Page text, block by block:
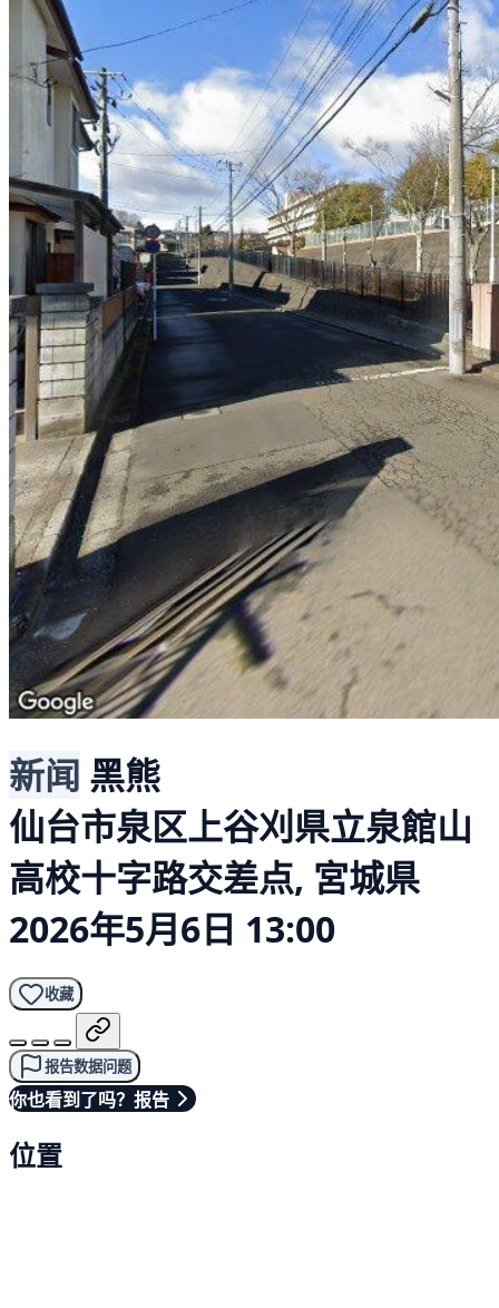
新闻 黑熊
仙台市泉区上谷刈県立泉館山
高校十字路交差点, 宮城県
2026年5月6日 13:00
收藏
报告数据问题
你也看到了吗？报告
位置